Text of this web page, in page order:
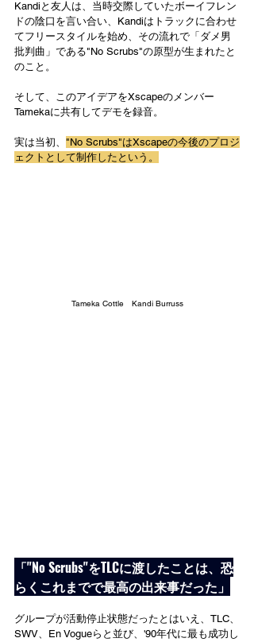
Kandiと友人は、当時交際していたボーイフレン
ドの陰口を言い合い、Kandiはトラックに合わせ
てフリースタイルを始め、その流れで「ダメ男
批判曲」である"No Scrubs"の原型が生まれたと
のこと。
そして、このアイデアをXscapeのメンバー
Tamekaに共有してデモを録音。
実は当初、 "No Scrubs"はXscapeの今後のプロジ
ェクトとして制作したという。
Tameka Cottle　Kandi Burruss
「"No Scrubs"をTLCに渡したことは、恐
らくこれまでで最高の出来事だった」
グループが活動停止状態だったとはいえ、TLC、
SWV、En Vogueらと並び、'90年代に最も成功し